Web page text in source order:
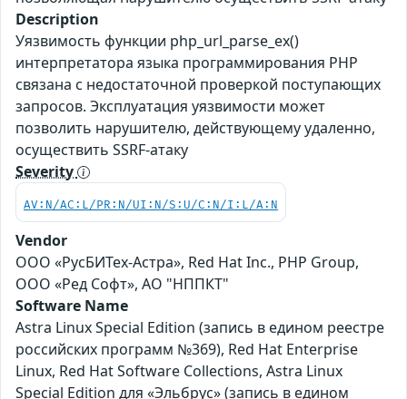
Description
Уязвимость функции php_url_parse_ex()
интерпретатора языка программирования PHP
связана с недостаточной проверкой поступающих
запросов. Эксплуатация уязвимости может
позволить нарушителю, действующему удаленно,
осуществить SSRF-атаку
Severity
AV:N/AC:L/PR:N/UI:N/S:U/C:N/I:L/A:N
Vendor
ООО «РусБИТех-Астра», Red Hat Inc., PHP Group,
ООО «Ред Софт», АО "НППКТ"
Software Name
Astra Linux Special Edition (запись в едином реестре
российских программ №369), Red Hat Enterprise
Linux, Red Hat Software Collections, Astra Linux
Special Edition для «Эльбрус» (запись в едином